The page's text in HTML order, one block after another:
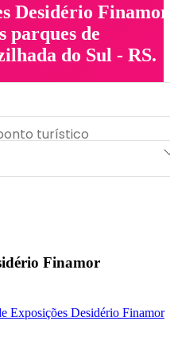
Desidério
parques de
do Sul - RS.
Finamor
Exposições Desidério Finamor